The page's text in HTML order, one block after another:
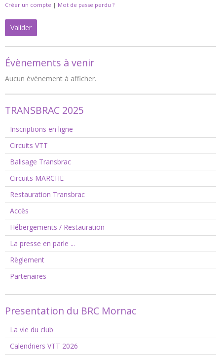
Créer un compte | Mot de passe perdu ?
Valider
Évènements à venir
Aucun évènement à afficher.
TRANSBRAC 2025
Inscriptions en ligne
Circuits VTT
Balisage Transbrac
Circuits MARCHE
Restauration Transbrac
Accès
Hébergements / Restauration
La presse en parle ...
Règlement
Partenaires
Presentation du BRC Mornac
La vie du club
Calendriers VTT 2026